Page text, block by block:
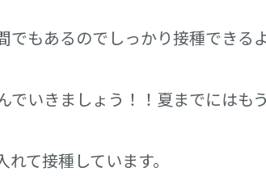
もあるのでしっかり接種できる
いきましょう！！夏までにはも
て接種しています。